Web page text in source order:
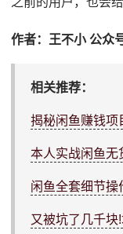
作者：王不小 公众
相关推荐：
揭秘闲鱼赚钱项
本人实战闲鱼无
闲鱼全套细节操
又被坑了几千块